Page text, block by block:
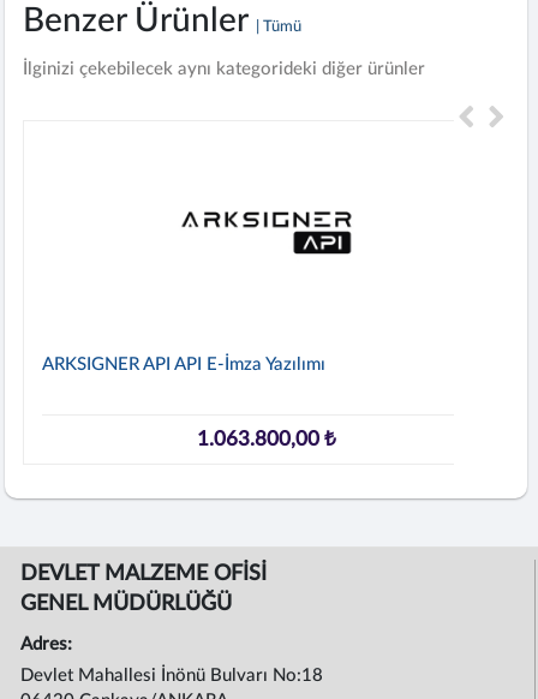
Benzer Ürünler | Tümü
İlginizi çekebilecek aynı kategorideki diğer ürünler
ARKSIGNER API API E-İmza Yazılımı
1.063.800,00 ₺
DEVLET MALZEME OFİSİ
GENEL MÜDÜRLÜĞÜ
Adres:
Devlet Mahallesi İnönü Bulvarı No:18